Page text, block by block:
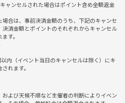
ャンセルされた場合はポイント含め全額返金
場合は、事前決済金額のうち、下記のキャンセ
済金額とポイントのそれぞれからキャンセル
す。
内（イベント当日のキャンセルは除く）にキ
れます。
よび天候不順など主催者の判断によりイベン